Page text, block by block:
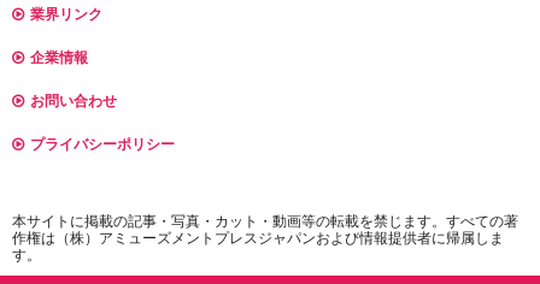
業界リンク
企業情報
お問い合わせ
プライバシーポリシー
本サイトに掲載の記事・写真・カット・動画等の転載を禁じます。すべての著
作権は（株）アミューズメントプレスジャパンおよび情報提供者に帰属しま
す。